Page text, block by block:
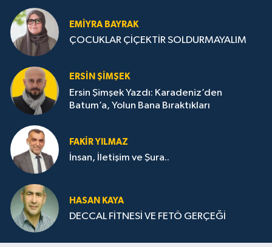
EMIYRA BAYRAK
ÇOCUKLAR ÇİÇEKTİR SOLDURMAYALIM
ERSIN ŞIMŞEK
Ersin Şimşek Yazdı: Karadeniz’den
Batum’a, Yolun Bana Bıraktıkları
FAKIR YILMAZ
İnsan, İletişim ve Şura..
HASAN KAYA
DECCAL FİTNESİ VE FETÖ GERÇEĞİ